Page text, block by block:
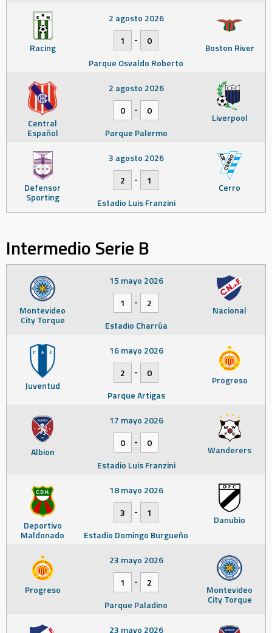
Racing Boston River
2 agosto 2026
1
-
0
Parque Osvaldo Roberto
Central
Español
Liverpool
2 agosto 2026
0
-
0
Parque Palermo
Defensor
Sporting
Cerro
3 agosto 2026
2
-
1
Estadio Luis Franzini
Intermedio Serie B
Montevideo
City Torque
Nacional
15 mayo 2026
1
-
2
Estadio Charrúa
Juventud Progreso
16 mayo 2026
2
-
0
Parque Artigas
Albion Wanderers
17 mayo 2026
0
-
0
Estadio Luis Franzini
Deportivo
Maldonado
Danubio
18 mayo 2026
3
-
1
Estadio Domingo Burgueño
Progreso Montevideo
City Torque
23 mayo 2026
1
-
2
Parque Paladino
23 mayo 2026